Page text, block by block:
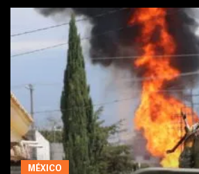
MÉXICO